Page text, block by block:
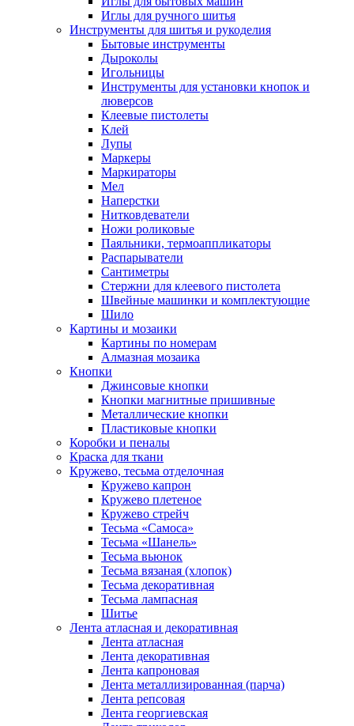
Иглы для ручного шитья
Инструменты для шитья и рукоделия
Бытовые инструменты
Дыроколы
Игольницы
Инструменты для установки кнопок и
люверсов
Клеевые пистолеты
Клей
Лупы
Маркеры
Маркираторы
Мел
Наперстки
Нитковдеватели
Ножи роликовые
Паяльники, термоаппликаторы
Распарыватели
Сантиметры
Стержни для клеевого пистолета
Швейные машинки и комплектующие
Шило
Картины и мозаики
Картины по номерам
Алмазная мозаика
Кнопки
Джинсовые кнопки
Кнопки магнитные пришивные
Металлические кнопки
Пластиковые кнопки
Коробки и пеналы
Краска для ткани
Кружево, тесьма отделочная
Кружево капрон
Кружево плетеное
Кружево стрейч
Тесьма «Самоса»
Тесьма «Шанель»
Тесьма вьюнок
Тесьма вязаная (хлопок)
Тесьма декоративная
Тесьма лампасная
Шитье
Лента атласная и декоративная
Лента атласная
Лента декоративная
Лента капроновая
Лента металлизированная (парча)
Лента репсовая
Лента георгиевская